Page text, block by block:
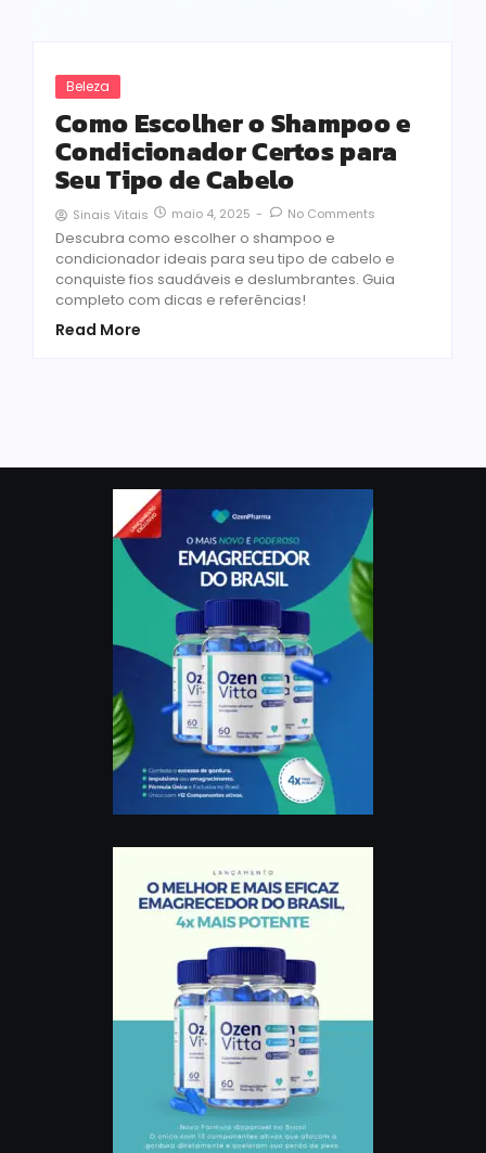
Beleza
Como Escolher o Shampoo e
Condicionador Certos para
Seu Tipo de Cabelo
Sinais Vitais maio 4, 2025 - No Comments
Descubra como escolher o shampoo e
condicionador ideais para seu tipo de cabelo e
conquiste fios saudáveis e deslumbrantes. Guia
completo com dicas e referências!
Read More